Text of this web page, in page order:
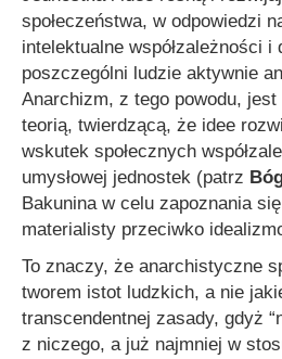
społeczeństwa, w odpowiedzi
intelektualne współzależności
poszczególni ludzie aktywnie
Anarchizm, z tego powodu, jest
teorią, twierdzącą, że idee
wskutek społecznych
umysłowej jednostek (patrz
Bakunina w celu zapoznania
materialisty przeciwko
To znaczy, że anarchistyczne
tworem istot ludzkich, a nie
transcendentnej zasady, gdyż
z niczego, a już najmniej w